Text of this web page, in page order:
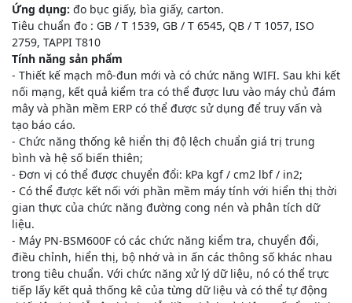
Ứng dụng: đo bục giấy, bìa giấy, carton.
Tiêu chuẩn đo : GB / T 1539, GB / T 6545, QB / T 1057, ISO
2759, TAPPI T810
Tính năng sản phẩm
- Thiết kế mạch mô-đun mới và có chức năng WIFI. Sau khi kết
nối mạng, kết quả kiểm tra có thể được lưu vào máy chủ đám
mây và phần mềm ERP có thể được sử dụng để truy vấn và
tạo báo cáo.
- Chức năng thống kê hiển thị độ lệch chuẩn giá trị trung
bình và hệ số biến thiên;
- Đơn vị có thể được chuyển đổi: kPa kgf / cm2 lbf / in2;
- Có thể được kết nối với phần mềm máy tính với hiển thị thời
gian thực của chức năng đường cong nén và phân tích dữ
liệu.
- Máy PN-BSM600F có các chức năng kiểm tra, chuyển đổi,
điều chỉnh, hiển thị, bộ nhớ và in ấn các thông số khác nhau
trong tiêu chuẩn. Với chức năng xử lý dữ liệu, nó có thể trực
tiếp lấy kết quả thống kê của từng dữ liệu và có thể tự động